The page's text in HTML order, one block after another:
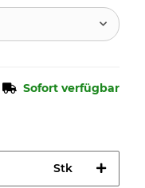
Sofort verfügbar
Stk